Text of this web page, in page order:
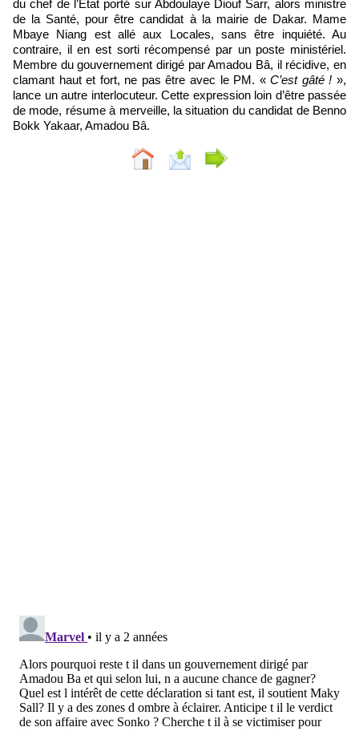
du chef de l’Etat porté sur Abdoulaye Diouf Sarr, alors ministre
de la Santé, pour être candidat à la mairie de Dakar. Mame
Mbaye Niang est allé aux Locales, sans être inquiété. Au
contraire, il en est sorti récompensé par un poste ministériel.
Membre du gouvernement dirigé par Amadou Bâ, il récidive, en
clamant haut et fort, ne pas être avec le PM. «C’est gâté !»,
lance un autre interlocuteur. Cette expression loin d’être passée
de mode, résume à merveille, la situation du candidat de Benno
Bokk Yakaar, Amadou Bâ.